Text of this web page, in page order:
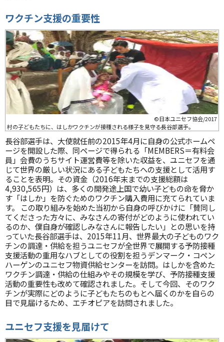
ワクチン支援の重要性
©日本ユニセフ協会/2017
村の子どもたちに、はしかワクチンが接種される様子を見守る長谷部選手。
長谷部選手は、大使就任前の2015年4月に自身の公式ホームペ
ージを開設した際、同ページで得られる「MEMBERS＝有料会
員」会費のうちサイト運営費等を除いた収益を、ユニセフを通
じて世界の厳しい状況にある子どもたちへの支援として活用す
ることを表明。その資金（2016年末までの支援総額は
4,930,565円）は、多くの開発途上国で幼い子どもの命を脅か
す「はしか」を防ぐためのワクチン購入費用に充てられていま
す。 この取り組みを始めた当初から自身の呼びかけに「賛同し
てくださった方々に、みなさんの寄付がどのように使われてい
るのか、僕自身が確認しみなさんに報告したい」との思いを持
っていた長谷部選手は、2015年11月、世界最大の子どものワク
チンの調達・供給を担うユニセフが全世界で展開する予防接種
支援活動の重用なハブとしての役割を担うデンマーク・コペン
ハーゲンのユニセフ物資供給センターを訪問。はしかを含めた
ワクチン調達・供給の仕組みやその規模を学び、予防接種支援
活動の重要性も改めて確認されました。そして今回、そのワク
チンが実際にどのように子どもたちのもとへ届くのかを自らの
目で見届けるため、エチオピアを訪問されました。
ユニセフ支援を見届けて